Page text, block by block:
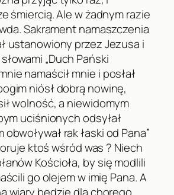
śmiercią. Ale w żadnym razie
Sakrament namaszczenia
ustanowiony przez Jezusa i
„Duch Pański
namaścił mnie i posłał
niósł dobrą nowinę,
wolność, a niewidomym
uciśnionych odsyłał
rak łaski od Pana”
ktoś wśród was ? Niech
Kościoła, by się modlili
go olejem w imię Pana. A